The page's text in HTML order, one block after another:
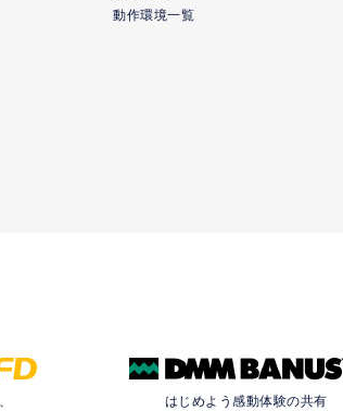
動作環境一覧
はじめよう感動体験の共有